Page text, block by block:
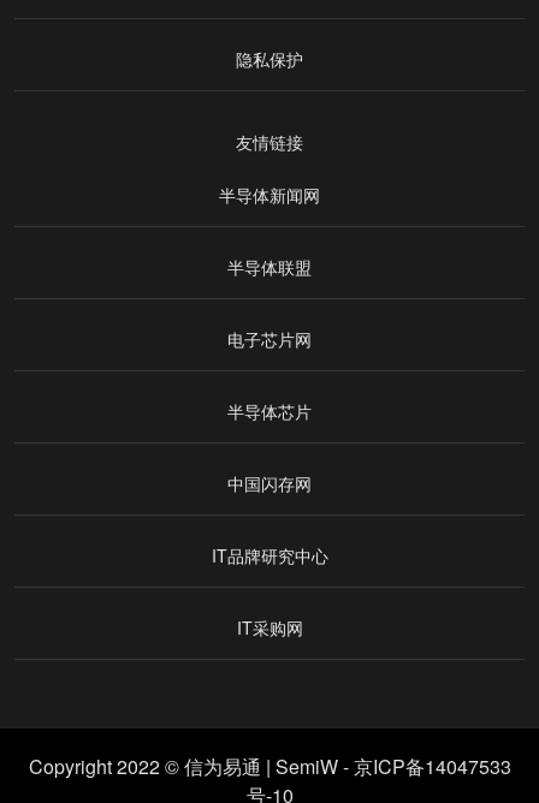
隐私保护
友情链接
半导体新闻网
半导体联盟
电子芯片网
半导体芯片
中国闪存网
IT品牌研究中心
IT采购网
Copyright 2022 © 信为易通 | SemiW-京ICP备14047533
号-10